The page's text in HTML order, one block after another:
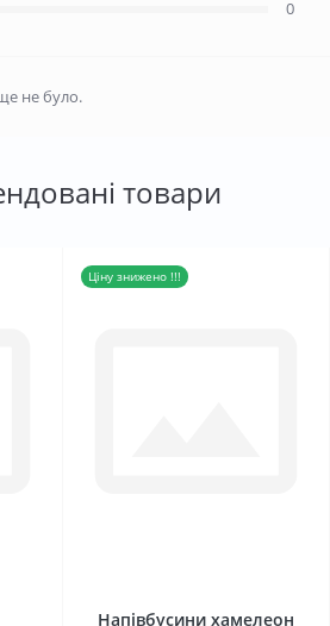
0
не було.
товари
Ціну знижено !!!
Напівбусини хамелеон